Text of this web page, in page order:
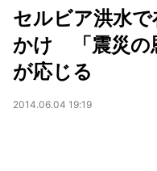
セルビア洪水
かけ 「震災の
が応じる
2014.06.04 19:19